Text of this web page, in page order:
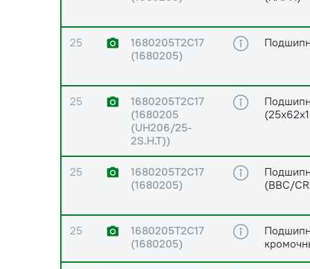
25
1680205Т2С17
(1680205)
25
1680205Т2С17
(1680205
(UH206/25-
2S.H.T))
25
1680205Т2С17
(1680205)
(BBC/
25
1680205Т2С17
(1680205)